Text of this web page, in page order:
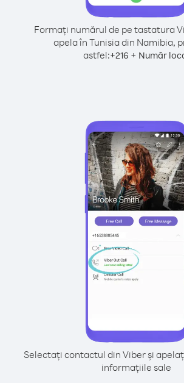
Formați numărul de pe tastatura
apela în Tunisia din Namibia,
astfel:+216 + Număr
Selectați contactul din Viber și
informațiile sale